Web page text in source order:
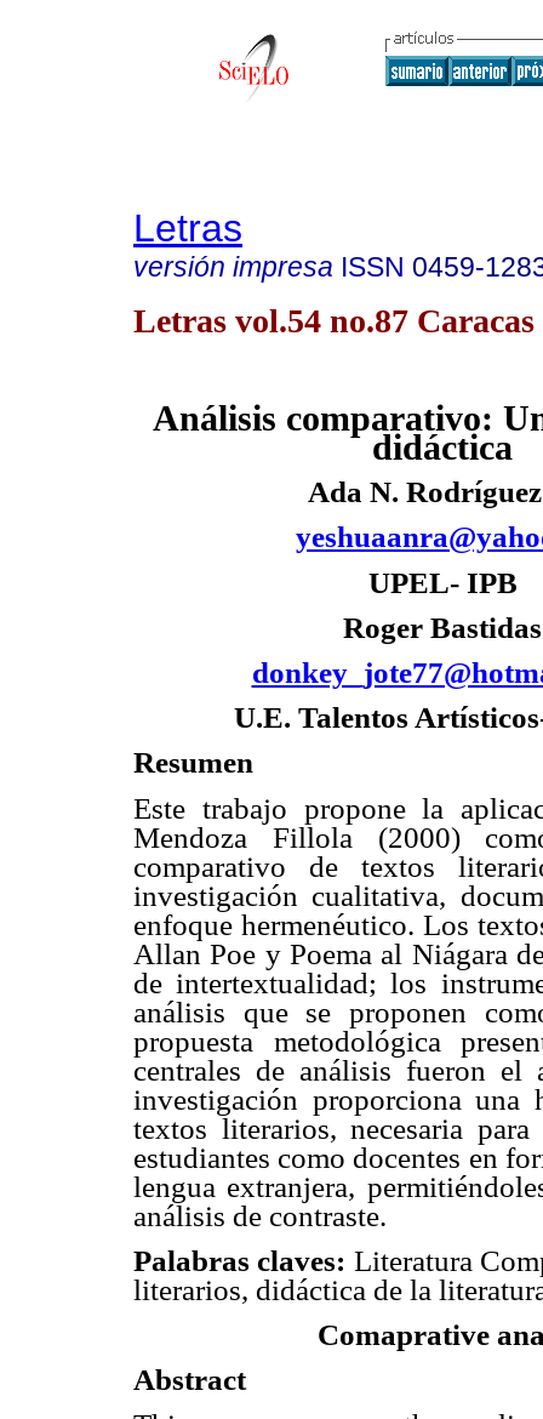
Letras
versión impresa ISSN 0459-
Letras vol.54 no.87 Caracas
Análisis comparativo:
didáctica
Ada N.
UPEL- IPB
Roger Bastidas
U.E. Talentos
Resumen
Este trabajo propone la
Mendoza Fillola (2000)
comparativo de textos
investigación cualitativa,
enfoque hermenéutico. Los
Allan Poe y Poema al Niágara
de intertextualidad; los
análisis que se proponen
propuesta metodológica
centrales de análisis fueron el
investigación proporciona una
textos literarios, necesaria
estudiantes como docentes en
lengua extranjera,
análisis de contraste.
Palabras claves: Literatura
literarios, didáctica de la
Comaprative
Abstract